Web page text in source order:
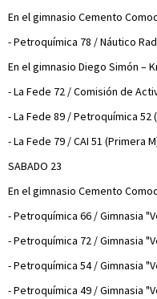
En el gimnasio Cemento
- Petroquímica 78 / Náutico
En el gimnasio Diego Simón –
- La Fede 72 / Comisión de
- La Fede 89 / Petroquímica 52
- La Fede 79 / CAI 51 (Primera
SABADO 23
En el gimnasio Cemento
- Petroquímica 66 / Gimnasia
- Petroquímica 72 / Gimnasia
- Petroquímica 54 / Gimnasia
- Petroquímica 49 / Gimnasia